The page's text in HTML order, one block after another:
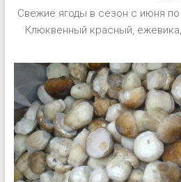
Свежие ягоды в сезон с июня по
Клюквенный красный,